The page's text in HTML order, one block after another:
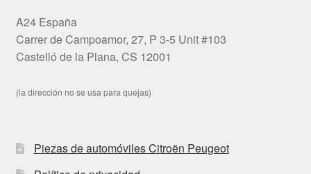
A24 España
Carrer de Campoamor, 27, P 3-5 Unit #103
Castelló de la Plana, CS 12001
(la dirección no se usa para quejas)
Piezas de automóviles Citroën Peugeot